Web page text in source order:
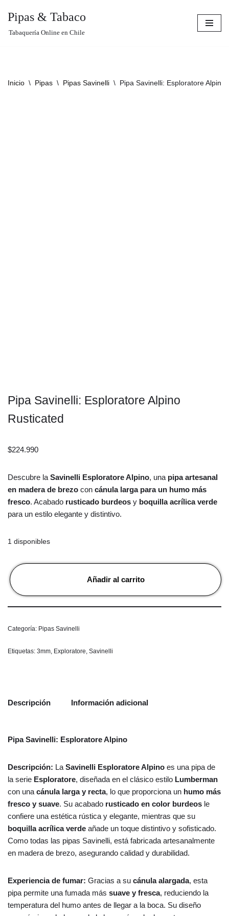
Pipas & Tabaco
Tabaquería Online en Chile
Inicio \ Pipas \ Pipas Savinelli \ Pipa Savinelli: Esploratore Alpino
Pipa Savinelli: Esploratore Alpino
Rusticated
$224.990
Descubre la Savinelli Esploratore Alpino, una pipa artesanal
en madera de brezo con cánula larga para un humo más
fresco. Acabado rusticado burdeos y boquilla acrílica verde
para un estilo elegante y distintivo.
1 disponibles
Añadir al carrito
Categoría: Pipas Savinelli
Etiquetas: 3mm, Exploratore, Savinelli
Descripción Información adicional
Pipa Savinelli: Esploratore Alpino
Descripción: La Savinelli Esploratore Alpino es una pipa de
la serie Esploratore, diseñada en el clásico estilo Lumberman
con una cánula larga y recta, lo que proporciona un humo más
fresco y suave. Su acabado rusticado en color burdeos le
confiere una estética rústica y elegante, mientras que su
boquilla acrílica verde añade un toque distintivo y sofisticado.
Como todas las pipas Savinelli, está fabricada artesanalmente
en madera de brezo, asegurando calidad y durabilidad.
Experiencia de fumar: Gracias a su cánula alargada, esta
pipa permite una fumada más suave y fresca, reduciendo la
temperatura del humo antes de llegar a la boca. Su diseño